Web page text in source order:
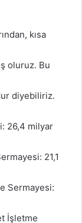
kısa
oluruz. Bu
diyebiliriz.
26,4 milyar
21,1
Sermayesi:
İşletme